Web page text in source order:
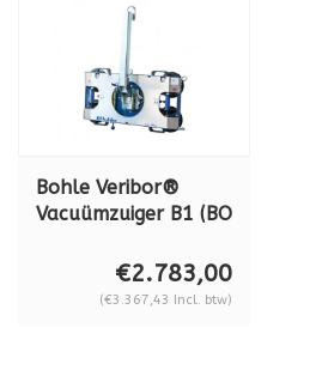
Bohle Veribor®
Vacuümzuiger B1 (BO
vacuümzuiger,
dubbel circuit,
€2.783,00
(€3.367,43 Incl. btw)